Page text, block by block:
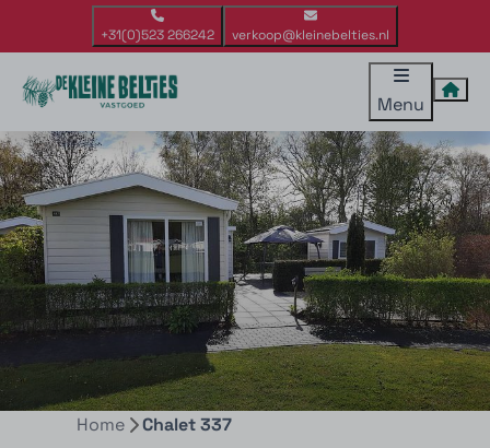
+31(0)523 266242 verkoop@kleinebelties.nl
Menu
Home Chalet 337